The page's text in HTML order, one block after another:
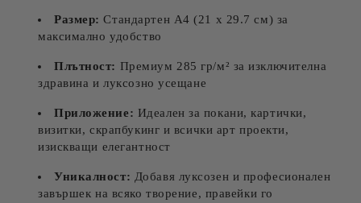
Размер: Стандартен A4 (21 x 29.7 см) за
максимално удобство
Плътност: Премиум 285 гр/м² за изключителна
здравина и луксозно усещане
Приложение: Идеален за покани, картички,
визитки, скрапбукинг и всички арт проекти,
изискващи елегантност
Уникалност: Добавя луксозен и професионален
завършек на всяко творение, правейки го